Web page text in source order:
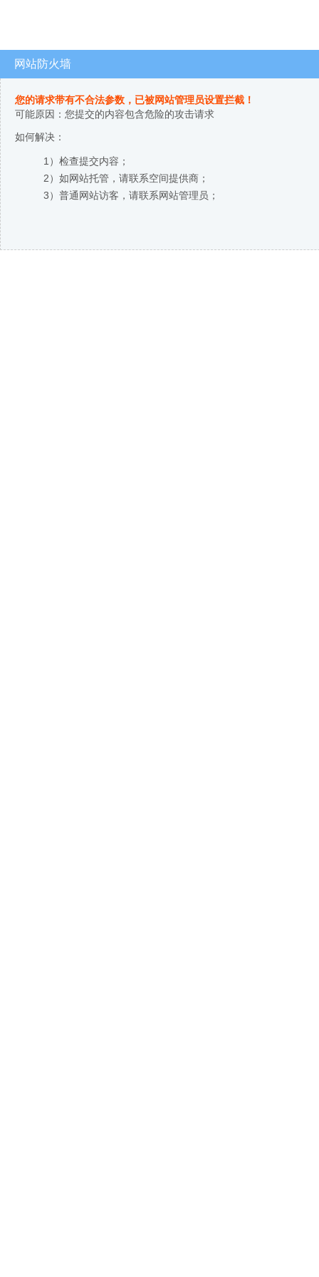
网站防火墙
您的请求带有不合法参数，已被网站管理员设置拦截！
可能原因：您提交的内容包含危险的攻击请求
如何解决：
1）检查提交内容；
2）如网站托管，请联系空间提供商；
3）普通网站访客，请联系网站管理员；